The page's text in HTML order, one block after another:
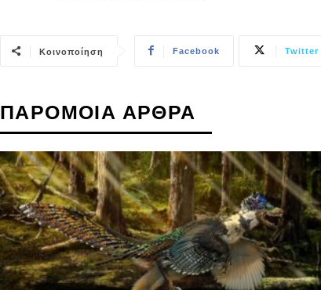
Κοινοποίηση Facebook Twitter
ΠΑΡΟΜΟΙΑ ΑΡΘΡΑ